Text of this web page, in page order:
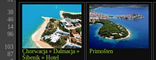
38
46
14
96
103
87
Chorwacja » Dalmacja »
Šibenik » Hotel
Primošten